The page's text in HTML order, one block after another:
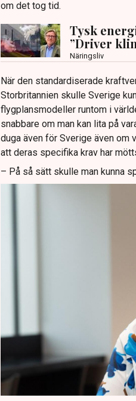
om det tog tid.
Tysk
”Driver
Näringsliv
När den standardiserade
Storbritannien skulle Sverige
flygplansmodeller runtom i
snabbare om man kan lita på
duga även för Sverige även
att deras specifika krav har
– På så sätt skulle man kunna